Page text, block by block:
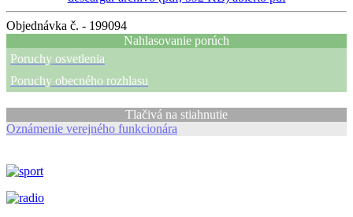
Objednávka č. - 199094
Nahlasovanie porúch
Poruchy osvetlenia
Poruchy obecného rozhlasu
Tlačivá na stiahnutie
Oznámenie verejného funkcionára